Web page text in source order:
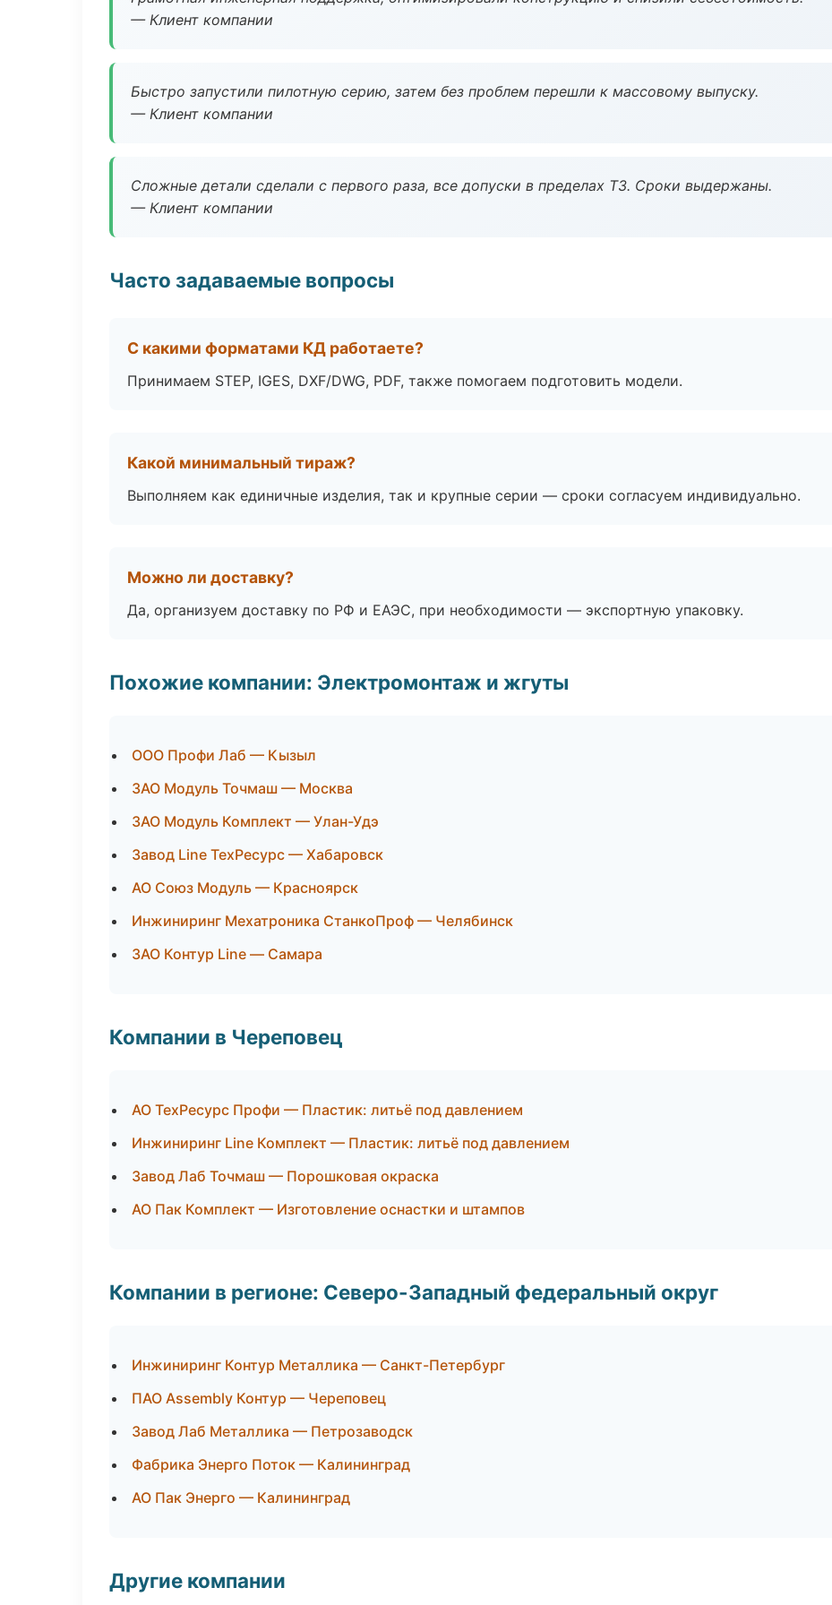
— Клиент компании
Быстро запустили пилотную серию, затем без проблем перешли к массовому выпуску.
— Клиент компании
Сложные детали сделали с первого раза, все допуски в пределах ТЗ. Сроки выдержаны.
— Клиент компании
Часто задаваемые вопросы
С какими форматами КД работаете?
Принимаем STEP, IGES, DXF/DWG, PDF, также помогаем подготовить модели.
Какой минимальный тираж?
Выполняем как единичные изделия, так и крупные серии — сроки согласуем индивидуально.
Можно ли доставку?
Да, организуем доставку по РФ и ЕАЭС, при необходимости — экспортную упаковку.
Похожие компании: Электромонтаж и жгуты
ООО Профи Лаб — Кызыл
ЗАО Модуль Точмаш — Москва
ЗАО Модуль Комплект — Улан-Удэ
Завод Line ТехРесурс — Хабаровск
АО Союз Модуль — Красноярск
Инжиниринг Мехатроника СтанкоПроф — Челябинск
ЗАО Контур Line — Самара
Компании в Череповец
АО ТехРесурс Профи — Пластик: литьё под давлением
Инжиниринг Line Комплект — Пластик: литьё под давлением
Завод Лаб Точмаш — Порошковая окраска
АО Пак Комплект — Изготовление оснастки и штампов
Компании в регионе: Северо-Западный федеральный округ
Инжиниринг Контур Металлика — Санкт-Петербург
ПАО Assembly Контур — Череповец
Завод Лаб Металлика — Петрозаводск
Фабрика Энерго Поток — Калининград
АО Пак Энерго — Калининград
Другие компании